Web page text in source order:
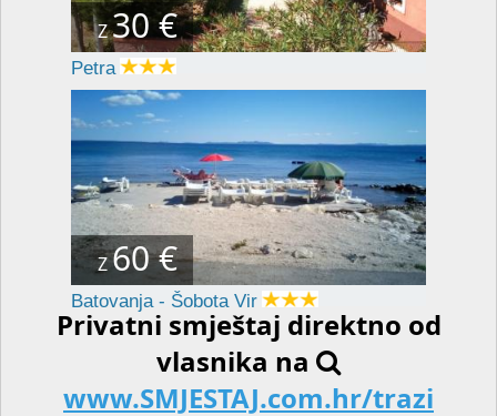
Z30 €
Petra
Z60 €
Batovanja - Šobota Vir
Privatni smještaj direktno od
vlasnika na
www.SMJESTAJ.com.hr/trazi